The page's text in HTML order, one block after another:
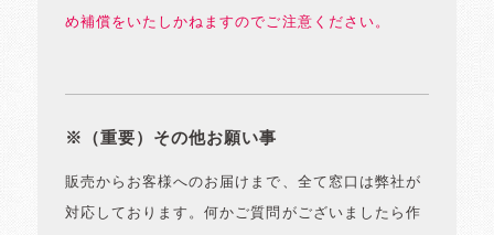
め補償をいたしかねますのでご注意ください。
※（重要）その他お願い事
販売からお客様へのお届けまで、全て窓口は弊社が
対応しております。何かご質問がございましたら作